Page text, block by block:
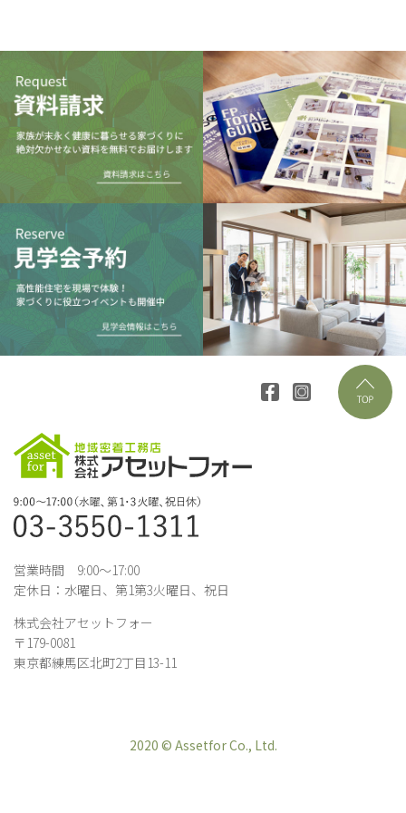
営業時間 9:00～17:00
定休日：水曜日、第1第3火曜日、祝日
株式会社アセットフォー
〒179-0081
東京都練馬区北町2丁目13-11
2020 © Assetfor Co., Ltd.